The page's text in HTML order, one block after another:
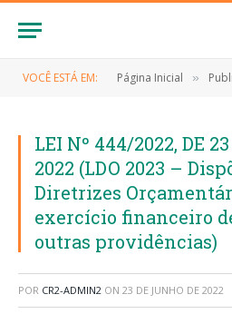
VOCÊ ESTÁ EM: Página Inicial »
LEI Nº 444/2022, DE
2022 (LDO 2023 –
Diretrizes
exercício financeiro
outras providências)
POR CR2-ADMIN2 ON 23 DE JUNHO DE 2022